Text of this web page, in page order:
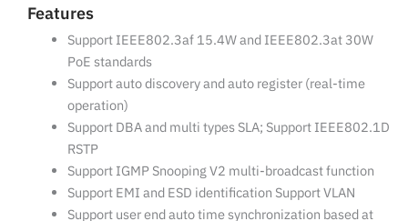
Features
Support IEEE802.3af 15.4W and IEEE802.3at 30W
PoE standards
Support auto discovery and auto register (real-time
operation)
Support DBA and multi types SLA; Support IEEE802.1D
RSTP
Support IGMP Snooping V2 multi-broadcast function
Support EMI and ESD identification Support VLAN
Support user end auto time synchronization based at